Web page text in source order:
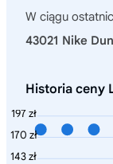
W ciągu
43021 Nike
Historia ceny
197 zł
170 zł
143 zł